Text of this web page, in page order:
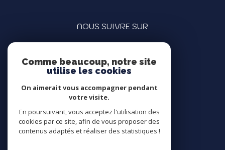
NOUS SUIVRE SUR
ADHÉRENTS
Comme beaucoup, notre site
utilise les cookies
On aimerait vous accompagner pendant
votre visite.
En poursuivant, vous acceptez l'utilisation des
cookies par ce site, afin de vous proposer des
contenus adaptés et réaliser des statistiques !